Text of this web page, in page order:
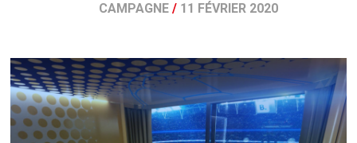
CAMPAGNE / 11 FÉVRIER 2020